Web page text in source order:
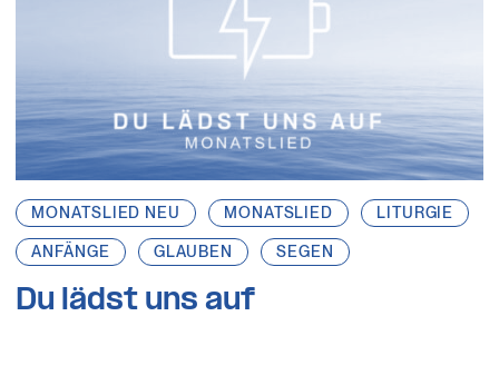
MONATSLIED NEU MONATSLIED LITURGIE
ANFÄNGE GLAUBEN SEGEN
Du lädst uns auf